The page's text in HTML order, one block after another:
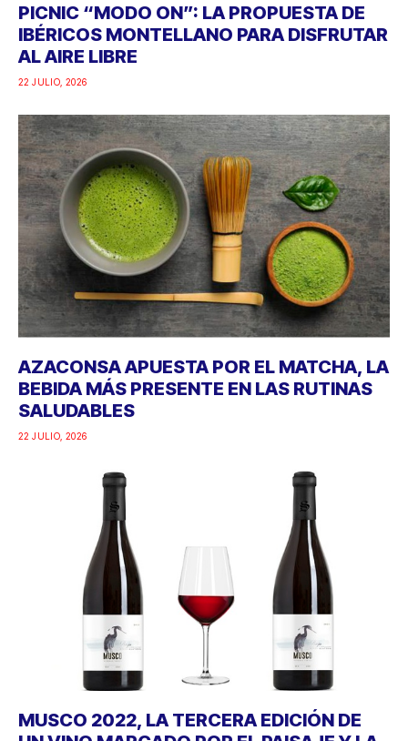
PICNIC “MODO ON”: LA PROPUESTA DE
IBÉRICOS MONTELLANO PARA DISFRUTAR
AL AIRE LIBRE
22 JULIO, 2026
AZACONSA APUESTA POR EL MATCHA, LA
BEBIDA MÁS PRESENTE EN LAS RUTINAS
SALUDABLES
22 JULIO, 2026
MUSCO 2022, LA TERCERA EDICIÓN DE